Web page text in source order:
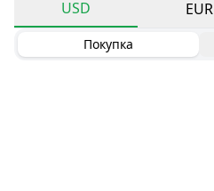
USD
EUR
Покупка